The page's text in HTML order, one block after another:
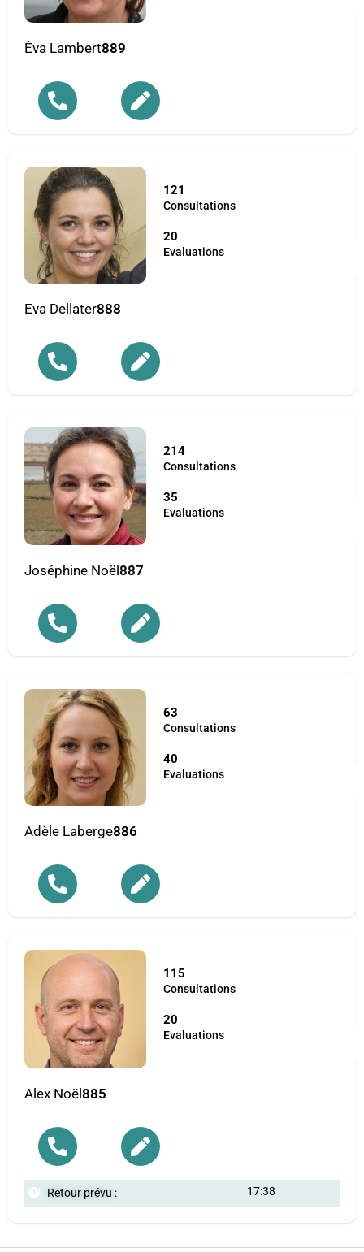
Éva Lambert889
121
Consultations
20
Evaluations
Eva Dellater888
214
Consultations
35
Evaluations
Joséphine Noël 887
63
Consultations
40
Evaluations
Adèle Laberge886
115
Consultations
20
Evaluations
Alex Noël885
Retour prévu : 17:38